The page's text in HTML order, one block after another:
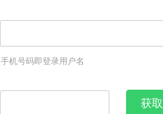
手机号码即登录用户名
获